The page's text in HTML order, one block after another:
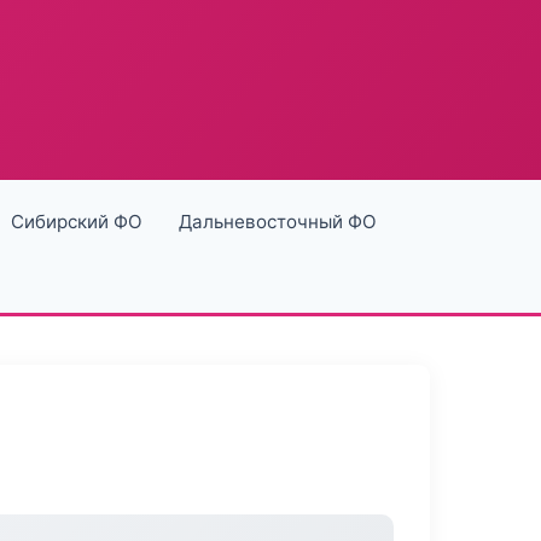
Сибирский ФО Дальневосточный ФО